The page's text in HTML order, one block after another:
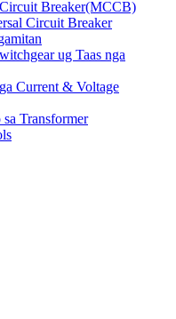
Breaker(MCCB)
Circuit Breaker
ug Taas nga
Current & Voltage
Transformer